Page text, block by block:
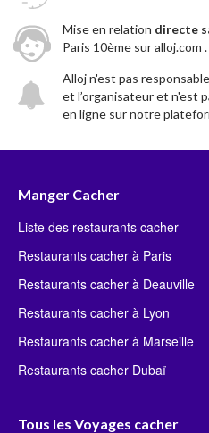
Mise en relation directe
Paris 10ème sur alloj.com .
Alloj n'est pas
et l’organisateur et n'est
en ligne sur notre
Manger Cacher
Liste des restaurants cacher
Restaurants cacher à Paris
Restaurants cacher à Deauville
Restaurants cacher à Lyon
Restaurants cacher à Marseille
Restaurants cacher Dubaï
Tous les Voyages cacher